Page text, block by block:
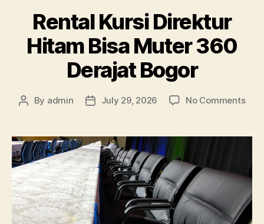
Rental Kursi Direktur
Hitam Bisa Muter 360
Derajat Bogor
Post
By admin
PostJuly 29, 2026 No Commentson
360